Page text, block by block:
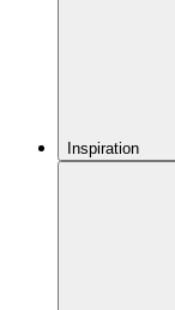
Inspiration